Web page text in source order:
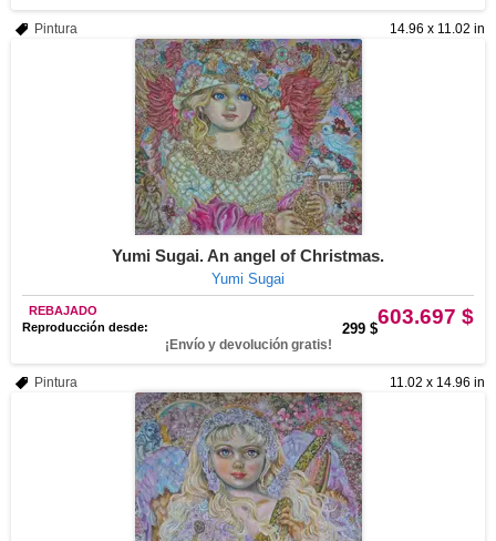
14.96 x 11.02 in
Pintura
Yumi Sugai. An angel of Christmas.
Yumi Sugai
603.697 $
REBAJADO
Reproducción desde:
299 $
¡Envío y devolución gratis!
11.02 x 14.96 in
Pintura